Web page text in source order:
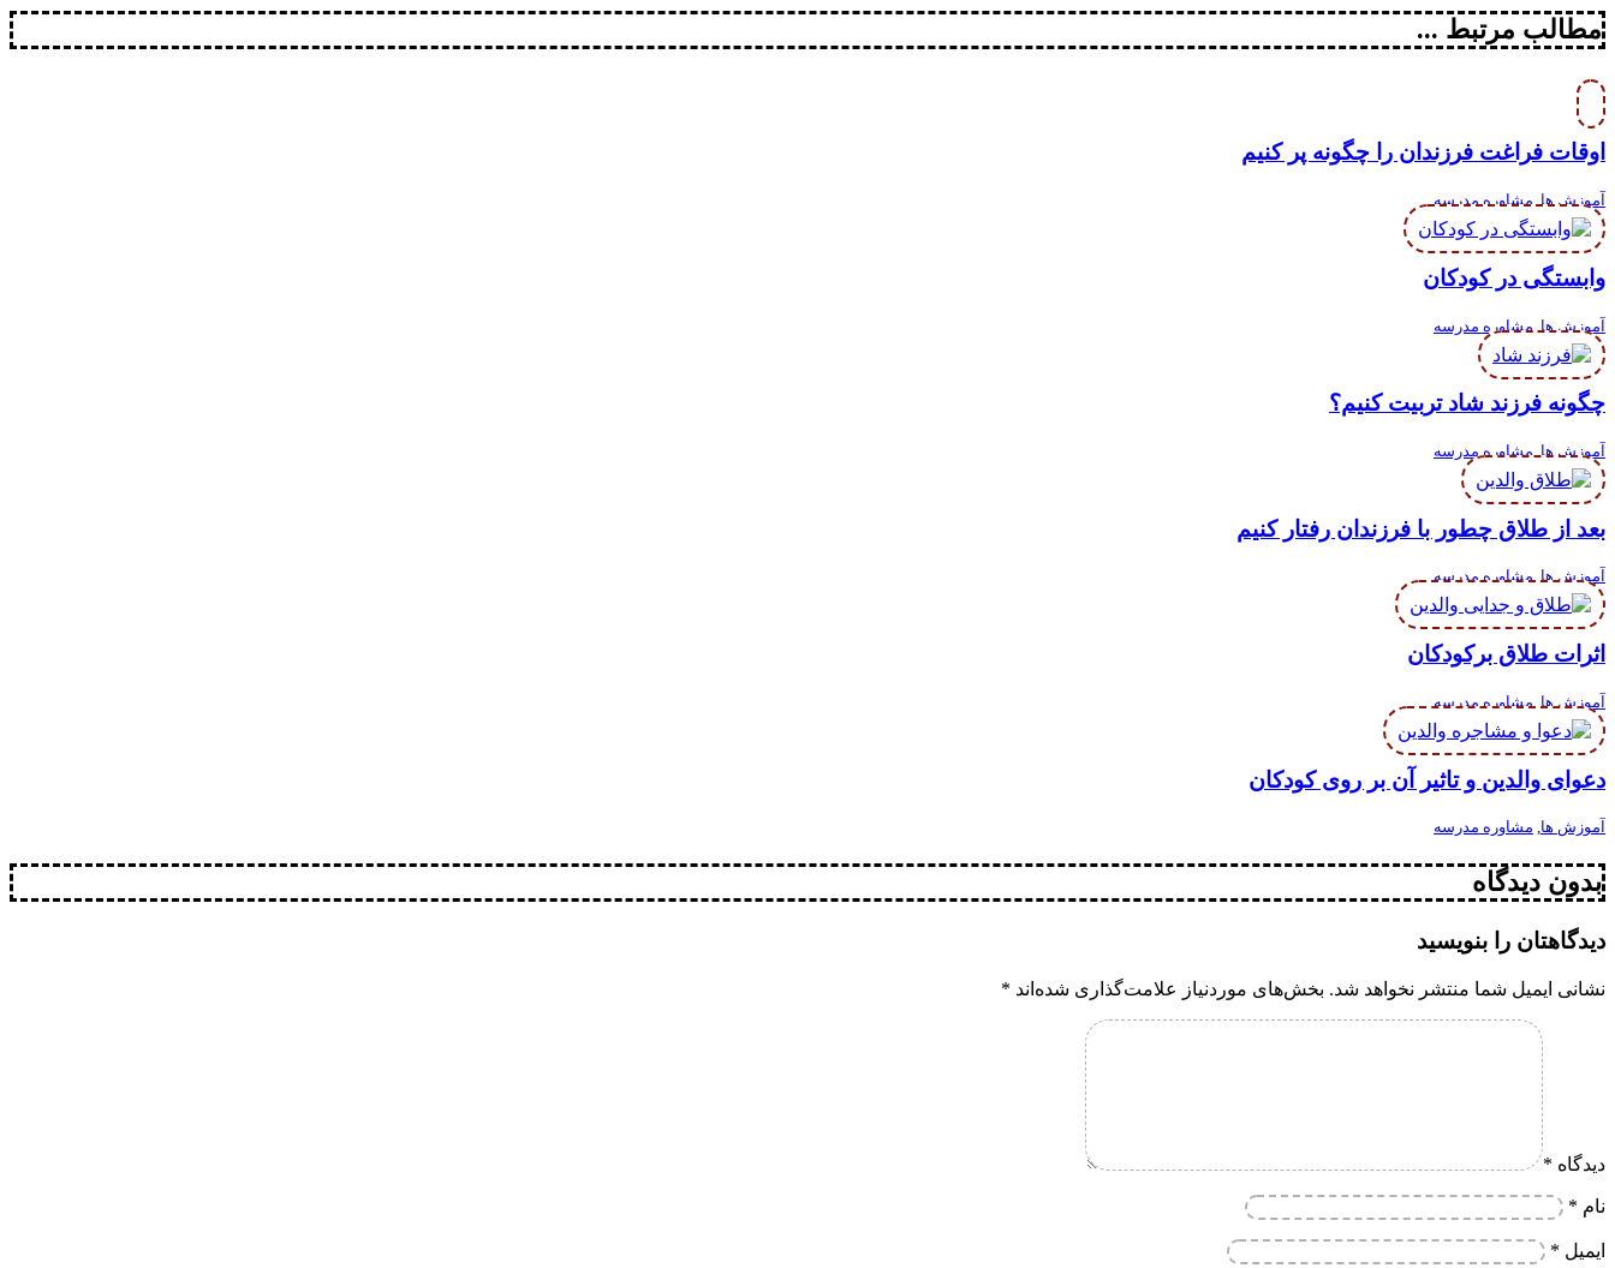
مطالب مرتبط ...
اوقات فراغت فرزندان را چگونه پر کنیم
آموزش ها, مشاوره مدرسه
وابستگی در کودکان
آموزش ها مشاوره مدرسه
چگونه فرزند شاد تربیت کنیم؟
آموزش ها مشاوره مدرسه
بعد از طلاق چطور با فرزندان رفتار کنیم
آموزش ها ,مشاوره مدرسه
اثرات طلاق برکودکان
آموزش ها مشاوره مدرسه
دعوای والدین و تاثیر آن بر روی کودکان
آموزش ها, مشاوره مدرسه
بدون دیدگاه
دیدگاهتان را بنویسید
نشانی ایمیل شما منتشر نخواهد شد. بخش‌های موردنیاز علامت‌گذاری شده‌اند *
دیدگاه *
نام *
ایمیل *